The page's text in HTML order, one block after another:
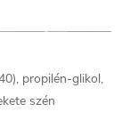
propilén-glikol,
szén